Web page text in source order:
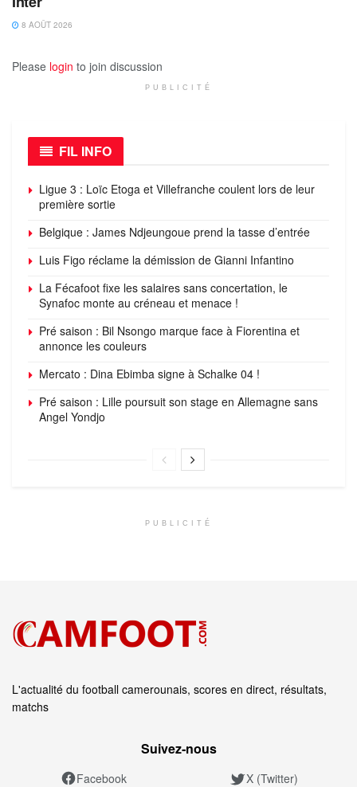
8 AOÛT 2026
Please login to join discussion
PUBLICITÉ
FIL INFO
Ligue 3 : Loïc Etoga et Villefranche coulent lors de leur
première sortie
Belgique : James Ndjeungoue prend la tasse d’entrée
Luis Figo réclame la démission de Gianni Infantino
La Fécafoot fixe les salaires sans concertation, le
Synafoc monte au créneau et menace !
Pré saison : Bil Nsongo marque face à Fiorentina et
annonce les couleurs
Mercato : Dina Ebimba signe à Schalke 04 !
Pré saison : Lille poursuit son stage en Allemagne sans
Angel Yondjo
PUBLICITÉ
L'actualité du football camerounais, scores en direct, résultats,
matchs
Suivez‑nous
Facebook X (Twitter)